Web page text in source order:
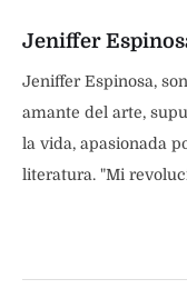
Jeniffer
Jeniffer Espinosa,
amante del arte,
la vida, apasionada
literatura. "Mi